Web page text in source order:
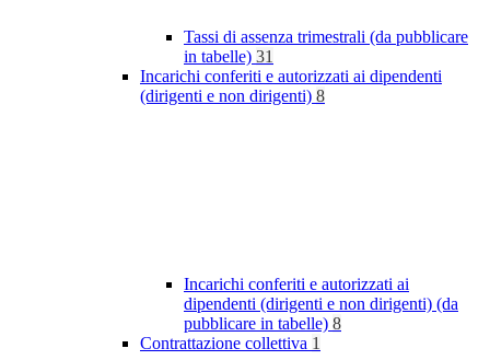
Tassi di assenza trimestrali (da pubblicare
in tabelle) 31
Incarichi conferiti e autorizzati ai dipendenti
(dirigenti e non dirigenti) 8
Incarichi conferiti e autorizzati ai
dipendenti (dirigenti e non dirigenti) (da
pubblicare in tabelle) 8
Contrattazione collettiva 1